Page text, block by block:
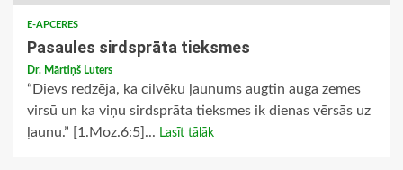
E-APCERES
Pasaules sirdsprāta tieksmes
Dr. Mārtiņš Luters
“Dievs redzēja, ka cilvēku ļaunums augtin auga zemes
virsū un ka viņu sirdsprāta tieksmes ik dienas vērsās uz
ļaunu.” [1.Moz.6:5]... Lasīt tālāk